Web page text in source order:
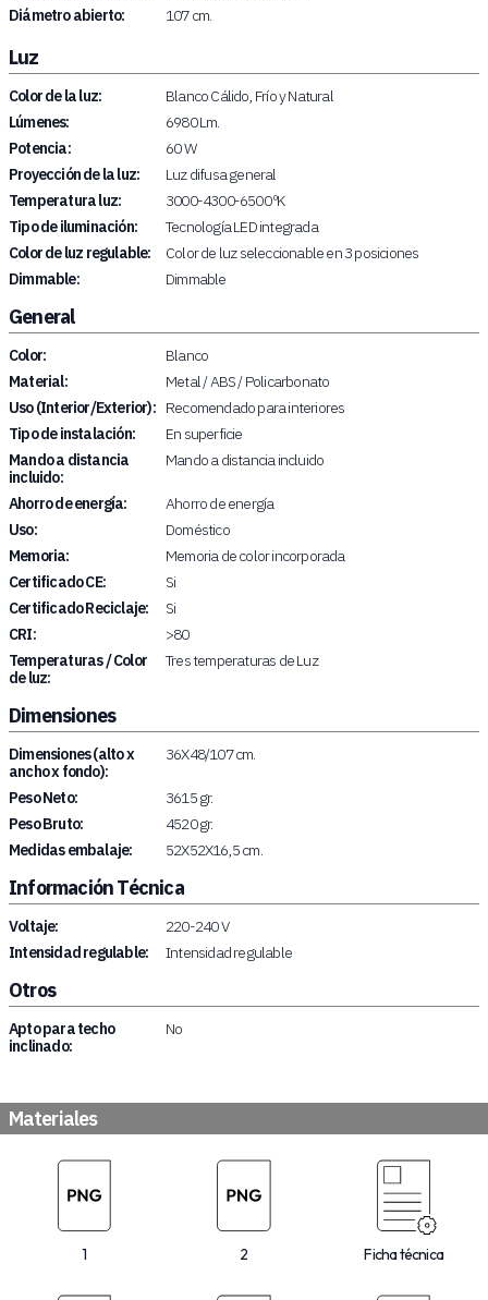
Diámetro abierto:
107 cm.
Luz
Color de la luz:
Blanco Cálido, Frío y Natural
Lúmenes:
6980 Lm.
Potencia:
60 W
Proyección de la luz:
Luz difusa general
Temperatura luz:
3000-4300-6500 ºK
Tipo de iluminación:
Tecnología LED integrada
Color de luz regulable:
Color de luz seleccionable en 3 posiciones
Dimmable:
Dimmable
General
Color:
Blanco
Material:
Metal / ABS / Policarbonato
Uso (Interior/Exterior): Recomendado para interiores
Tipo de instalación:
En superficie
Mando a distancia
incluido:
Mando a distancia incluido
Ahorro de energía:
Ahorro de energía
Uso:
Doméstico
Memoria:
Memoria de color incorporada
Certificado CE:
Si
Certificado Reciclaje:
Si
CRI:
>80
Temperaturas / Color
de luz:
Tres temperaturas de Luz
Dimensiones
Dimensiones (alto x
ancho x fondo):
36X48/107 cm.
Peso Neto:
3615 gr.
Peso Bruto:
4520 gr.
Medidas embalaje:
52X52X16,5 cm.
Información Técnica
Voltaje:
220-240 V
Intensidad regulable:
Intensidad regulable
Otros
Apto para techo
inclinado:
No
Materiales
1 2 Ficha técnica